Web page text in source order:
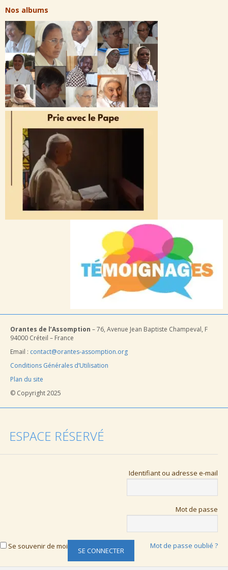
Nos albums
Orantes de l’Assomption – 76, Avenue Jean Baptiste Champeval, F
94000 Créteil – France
Email : contact@orantes-assomption.org
Conditions Générales d’Utilisation
Plan du site
© Copyright 2025
ESPACE RÉSERVÉ
Identifiant ou adresse e-mail
Mot de passe
Se souvenir de moi Mot de passe oublié ?